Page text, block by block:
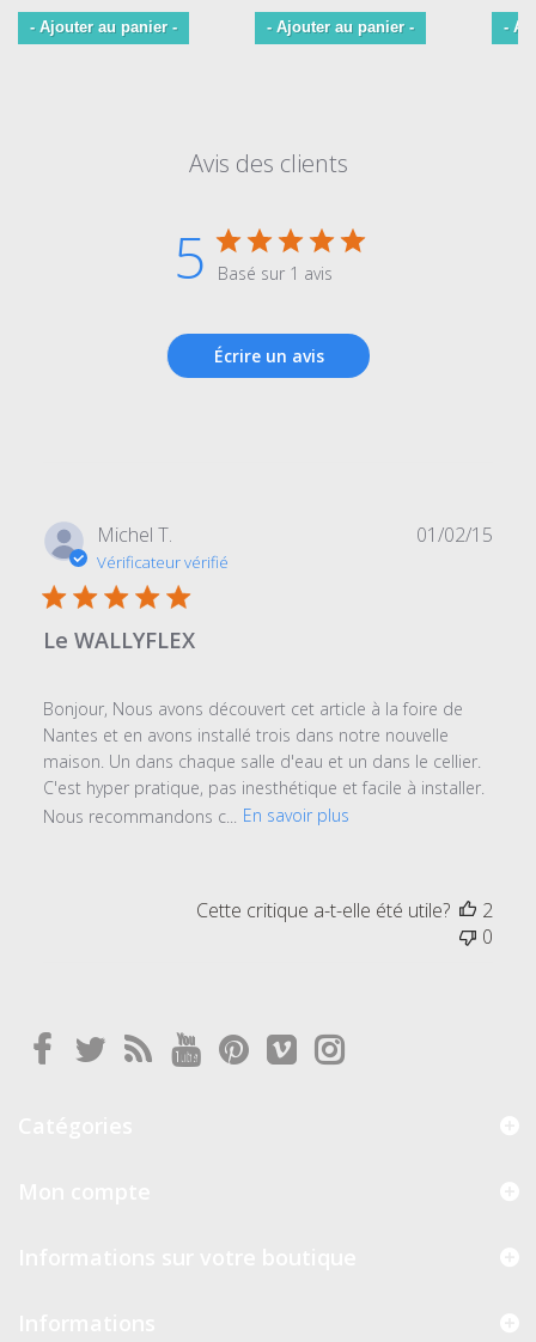
- Ajouter au panier - - Ajouter au panier - -
Avis des clients
5 Basé sur 1 avis
Écrire un avis
Michel T.
Vérificateur vérifié
Le WALLYFLEX
Bonjour, Nous avons découvert cet article à la foire de
Nantes et en avons installé trois dans notre nouvelle
maison. Un dans chaque salle d'eau et un dans le cellier.
C'est hyper pratique, pas inesthétique et facile à installer.
Nous recommandons c...
En savoir plus
01/02/15
Cette critique a-t-elle été utile?
2
0